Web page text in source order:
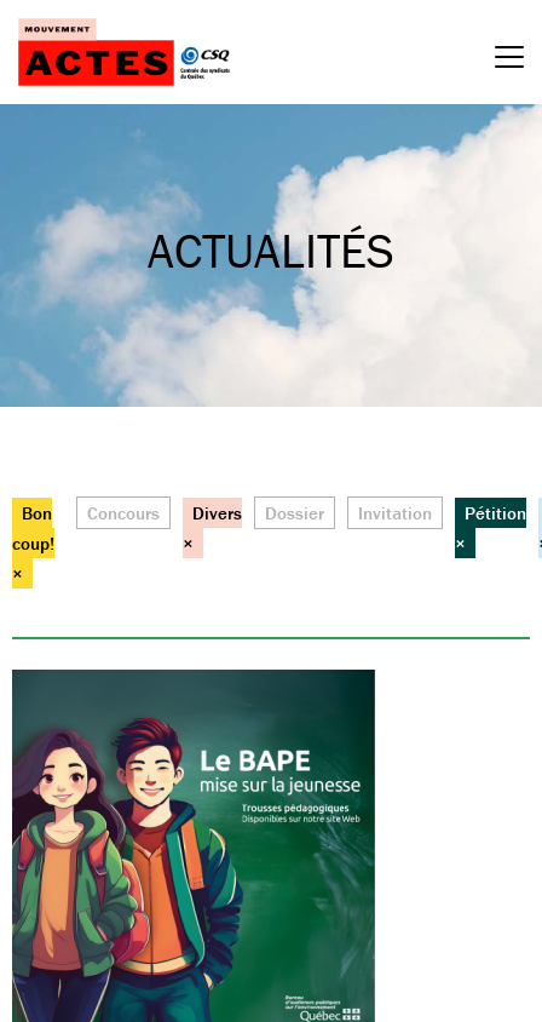
Passer
contenu
ACTUALITÉS
Bon
coup!
×
Concours
Divers
×
Dossier Invitation
Pétition
×